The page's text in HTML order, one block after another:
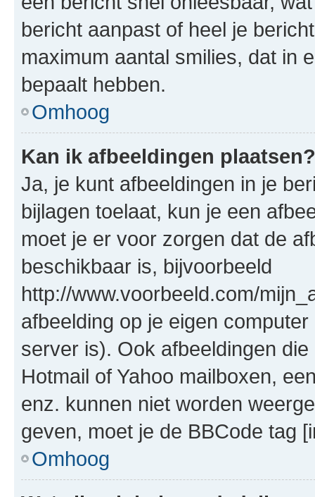
bericht aanpast of heel je
maximum aantal smilies, dat in
bepaalt hebben.
Omhoog
Kan ik afbeeldingen plaatsen?
Ja, je kunt afbeeldingen in je
bijlagen toelaat, kun je een
moet je er voor zorgen dat de
beschikbaar is, bijvoorbeeld
http://www.voorbeeld.com/
afbeelding op je eigen
server is). Ook afbeeldingen
Hotmail of Yahoo mailboxen,
enz. kunnen niet worden
geven, moet je de BBCode tag
Omhoog